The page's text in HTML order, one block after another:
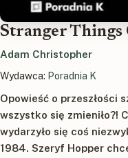
Stranger Things
Adam Christopher
Wydawca: Poradnia K
Opowieść o przeszłości
wszystko się zmieniło?!
wydarzyło się coś
1984. Szeryf Hopper